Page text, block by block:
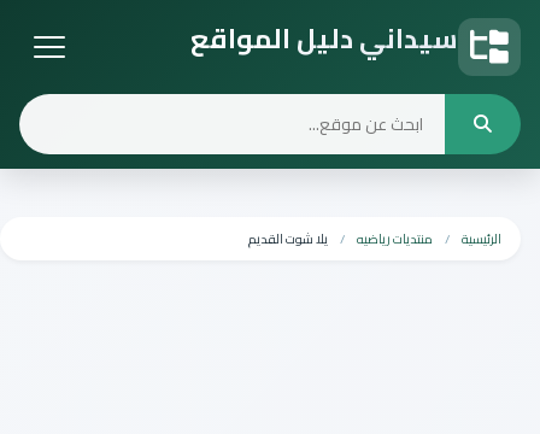
سيداني دليل المواقع
الرئيسية منتديات رياضيه يلا شوت القديم